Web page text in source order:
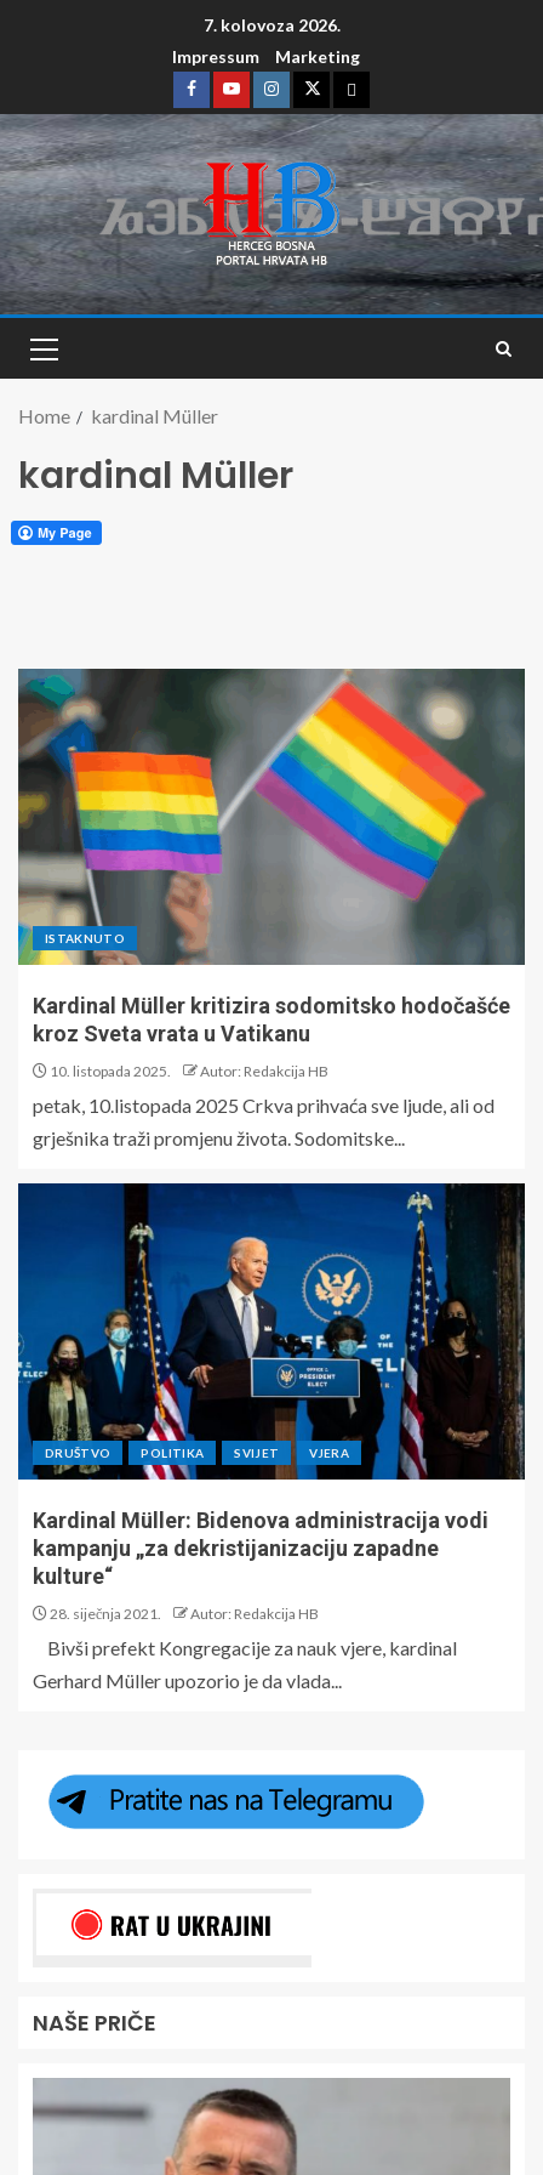
7. kolovoza 2026.
Impressum
Marketing
Home kardinal Müller
kardinal Müller
ISTAKNUTO
Kardinal Müller kritizira sodomitsko hodočašće
kroz Sveta vrata u Vatikanu
10. listopada 2025. Autor: Redakcija HB
petak, 10.listopada 2025 Crkva prihvaća sve ljude, ali od
grješnika traži promjenu života. Sodomitske...
DRUŠTVO POLITIKA SVIJET VJERA
Kardinal Müller: Bidenova administracija vodi
kampanju „za dekristijanizaciju zapadne
kulture“
28. siječnja 2021. Autor: Redakcija HB
Bivši prefekt Kongregacije za nauk vjere, kardinal
Gerhard Müller upozorio je da vlada...
NAŠE PRIČE